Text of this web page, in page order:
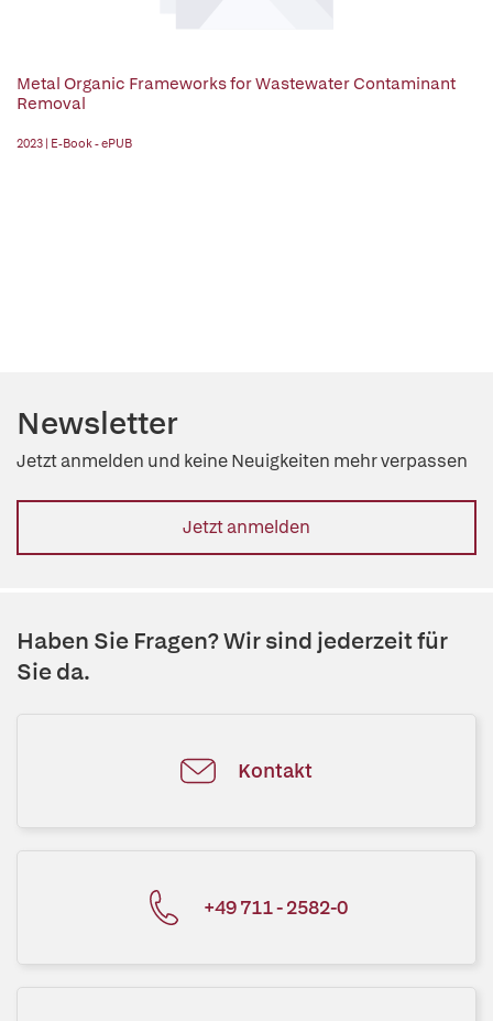
Metal Organic Frameworks for Wastewater Contaminant
Removal
2023 | E-Book - ePUB
Newsletter
Jetzt anmelden und keine Neuigkeiten mehr verpassen
Jetzt anmelden
Haben Sie Fragen? Wir sind jederzeit für
Sie da.
Kontakt
+49 711 - 2582-0